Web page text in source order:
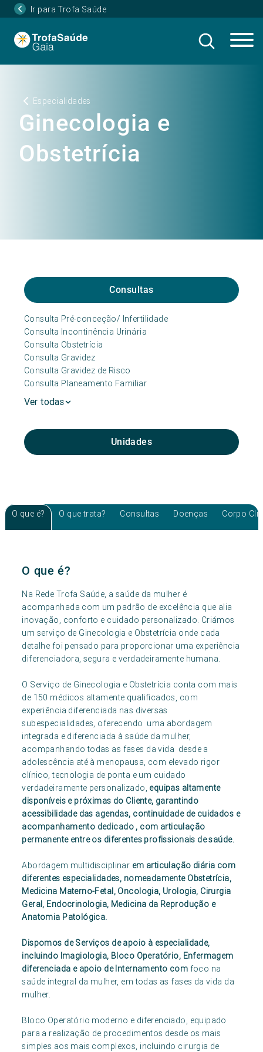
Ir para Trofa Saúde
Especialidades
Ginecologia e
Obstetrícia
Consultas
Consulta Pré-conceção/ Infertilidade
Consulta Incontinência Urinária
Consulta Obstetrícia
Consulta Gravidez
Consulta Gravidez de Risco
Consulta Planeamento Familiar
Ver todas
Unidades
O que é? O que trata? Consultas Doenças Corpo
O que é?
Na Rede Trofa Saúde, a saúde da mulher é
acompanhada com um padrão de excelência que alia
inovação, conforto e cuidado personalizado. Criámos
um serviço de Ginecologia e Obstetrícia onde cada
detalhe foi pensado para proporcionar uma experiência
diferenciadora, segura e verdadeiramente humana.
O Serviço de Ginecologia e Obstetrícia conta com mais
de 150 médicos altamente qualificados, com
experiência diferenciada nas diversas
subespecialidades, oferecendo uma abordagem
integrada e diferenciada à saúde da mulher,
acompanhando todas as fases da vida desde a
adolescência até à menopausa, com elevado rigor
clínico, tecnologia de ponta e um cuidado
verdadeiramente personalizado, equipas altamente
disponíveis e próximas do Cliente, garantindo
acessibilidade das agendas, continuidade de cuidados e
acompanhamento dedicado , com articulação
permanente entre os diferentes profissionais de saúde.
Abordagem multidisciplinar em articulação diária com
diferentes especialidades, nomeadamente Obstetrícia,
Medicina Materno-Fetal, Oncologia, Urologia, Cirurgia
Geral, Endocrinologia, Medicina da Reprodução e
Anatomia Patológica.
Dispomos de Serviços de apoio à especialidade,
incluindo Imagiologia, Bloco Operatório, Enfermagem
diferenciada e apoio de Internamento com foco na
saúde integral da mulher, em todas as fases da vida da
mulher.
Bloco Operatório moderno e diferenciado, equipado
para a realização de procedimentos desde os mais
simples aos mais complexos, incluindo cirurgia de